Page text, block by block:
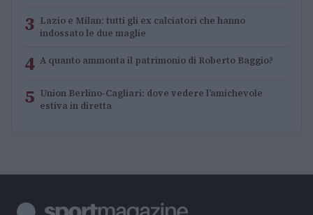
3 Lazio e Milan: tutti gli ex calciatori che hanno
indossato le due maglie
4 A quanto ammonta il patrimonio di Roberto Baggio?
5 Union Berlino-Cagliari: dove vedere l’amichevole
estiva in diretta